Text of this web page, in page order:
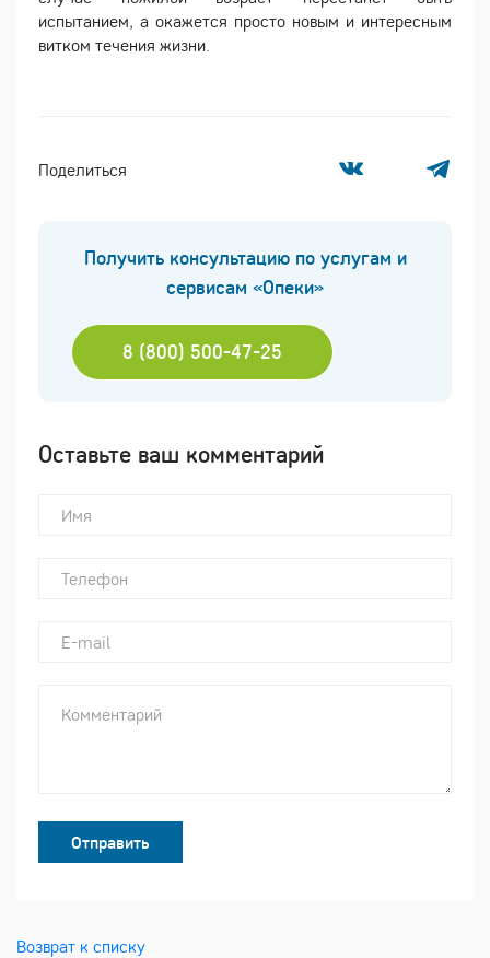
испытанием, а окажется просто новым и интересным
витком течения жизни.
Поделиться
Получить консультацию по услугам и
сервисам «Опеки»
8 (800) 500-47-25
Оставьте ваш комментарий
Отправить
Возврат к списку